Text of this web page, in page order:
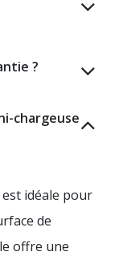
?
idéale pour
de
offre une